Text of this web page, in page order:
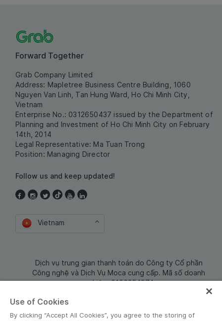
Forward Together
Grab Company Limited
Address: Mapletree Business Centre Building, 1060
Nguyen Van Linh, Tan Hung Ward, Ho Chi Minh City,
Vietnam
Enterprise No.: 0312650437 issued by the Department of
Planning and Investment of Ho Chi Minh City on February
14th, 2014
Legal Representative: Ma Tuan Trong
Position: Managing Director
Follow us and keep updated!
Vietnam
Dịch vụ trung gian thanh toán do Công ty Cổ phần
Công nghệ và Dịch Vụ Moca cung cấp. Mã số doanh
nghiệp: 0106254974
Use of Cookies
By clicking “Accept All Cookies”, you agree to the storing of